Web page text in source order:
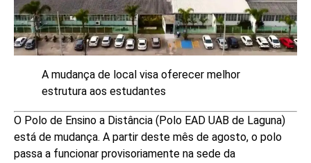
A mudança de local visa oferecer melhor
estrutura aos estudantes
O Polo de Ensino a Distância (Polo EAD UAB de Laguna)
está de mudança. A partir deste mês de agosto, o polo
passa a funcionar provisoriamente na sede da